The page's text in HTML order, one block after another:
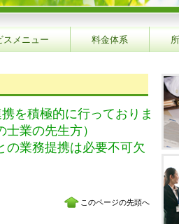
を積極的に行っておりま
業の先生方）
の業務提携は必要不可欠
このページの先頭へ
スメニュー 料金体系